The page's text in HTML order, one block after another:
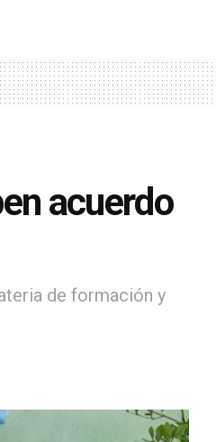
acuerdo
de formación y